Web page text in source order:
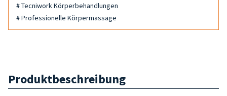
# Tecniwork Körperbehandlungen
# Professionelle Körpermassage
Produktbeschreibung